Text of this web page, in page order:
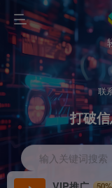
联
打破
输入关键词搜索